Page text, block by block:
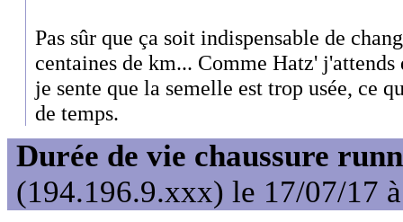
Pas sûr que ça soit indispensable de
centaines de km... Comme Hatz'
je sente que la semelle est trop usée, ce
de temps.
Durée de vie chaussure
(194.196.9.xxx) le 17/07/17